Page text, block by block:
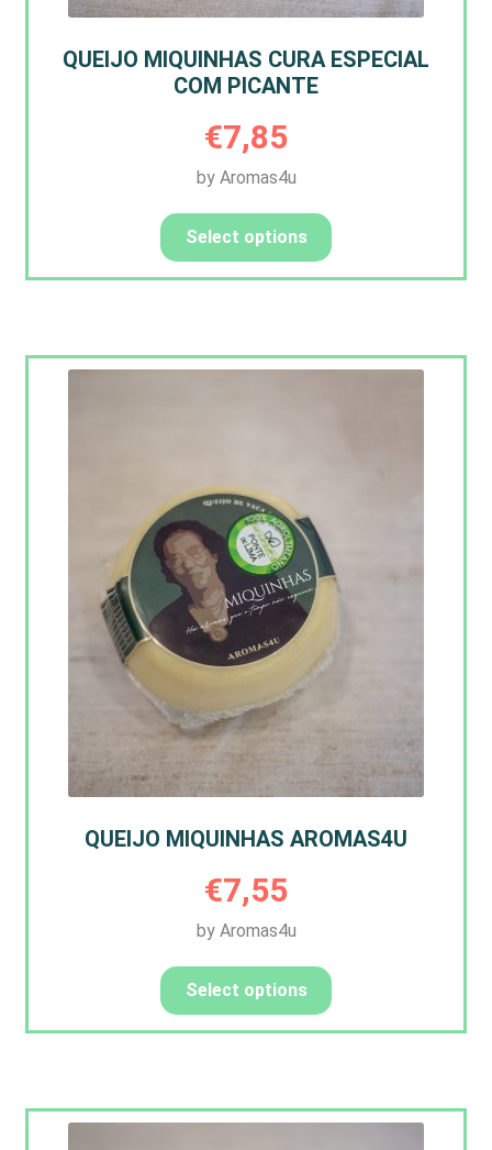
QUEIJO MIQUINHAS CURA ESPECIAL
COM PICANTE
€7,85
by Aromas4u
Select options
QUEIJO MIQUINHAS AROMAS4U
€7,55
by Aromas4u
Select options